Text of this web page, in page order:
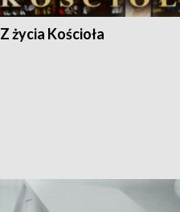
Z życia Kościoła